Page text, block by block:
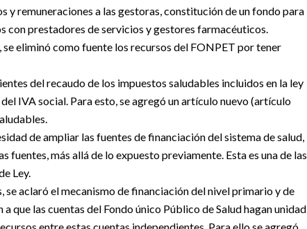
y remuneraciones a las gestoras, constitución de un fondo para
con prestadores de servicios y gestores farmacéuticos.
se eliminó como fuente los recursos del FONPET por tener
del recaudo de los impuestos saludables incluidos en la ley
IVA social. Para esto, se agregó un artículo nuevo (artículo
de ampliar las fuentes de financiación del sistema de salud,
fuentes, más allá de lo expuesto previamente. Esta es una de las
Ley.
se aclaró el mecanismo de financiación del nivel primario y de
que las cuentas del Fondo único Público de Salud hagan unidad
entre estas cuentas independientes. Para ello se agregó